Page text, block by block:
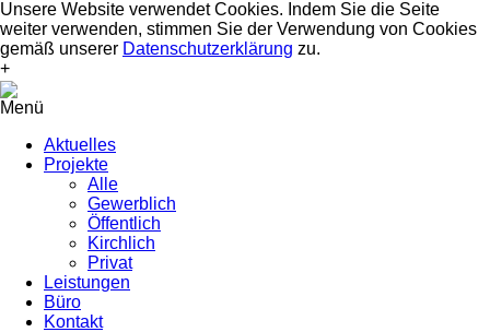
Unsere Website verwendet Cookies. Indem Sie die Seite
weiter verwenden, stimmen Sie der Verwendung von Cookies
gemäß unserer Datenschutzerklärung zu.
+
Menü
Aktuelles
Projekte
Alle
Gewerblich
Öffentlich
Kirchlich
Privat
Leistungen
Büro
Kontakt